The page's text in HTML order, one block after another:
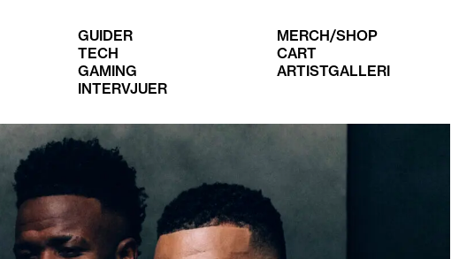
GUIDER
TECH
GAMING
INTERVJUER
MERCH/SHOP
CART
ARTISTGALLERI